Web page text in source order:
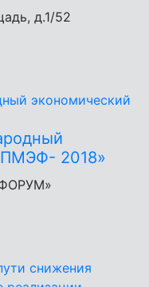
д.1/52
2018»